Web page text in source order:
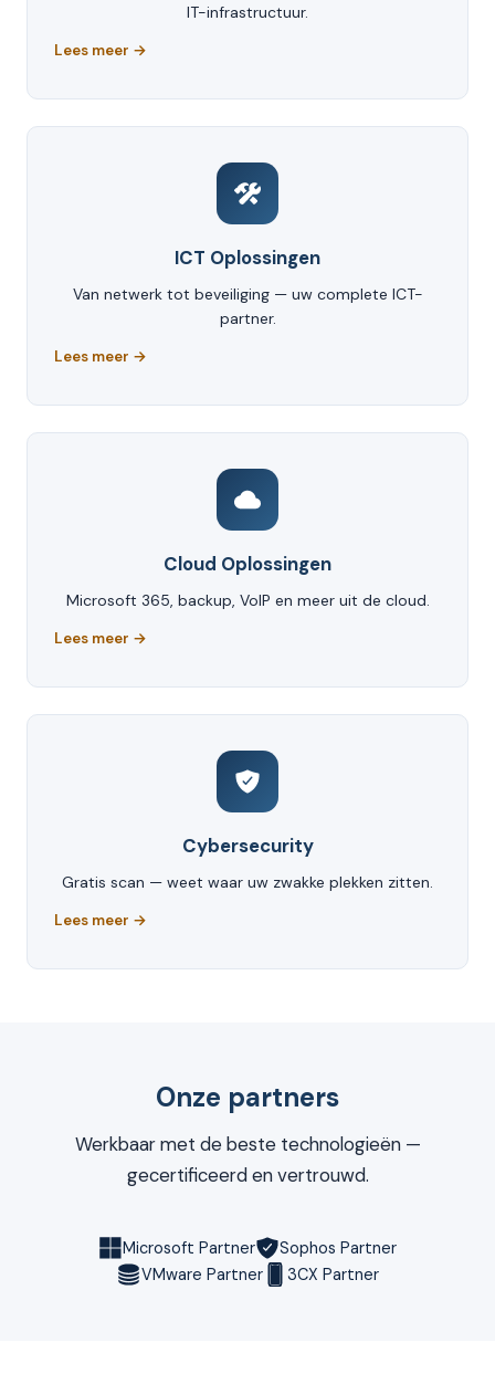
IT-infrastructuur.
Lees meer →
ICT Oplossingen
Van netwerk tot beveiliging — uw complete ICT-
partner.
Lees meer →
Cloud Oplossingen
Microsoft 365, backup, VoIP en meer uit de cloud.
Lees meer →
Cybersecurity
Gratis scan — weet waar uw zwakke plekken zitten.
Lees meer →
Onze partners
Werkbaar met de beste technologieën —
gecertificeerd en vertrouwd.
Microsoft Partner
Sophos Partner
VMware Partner
3CX Partner